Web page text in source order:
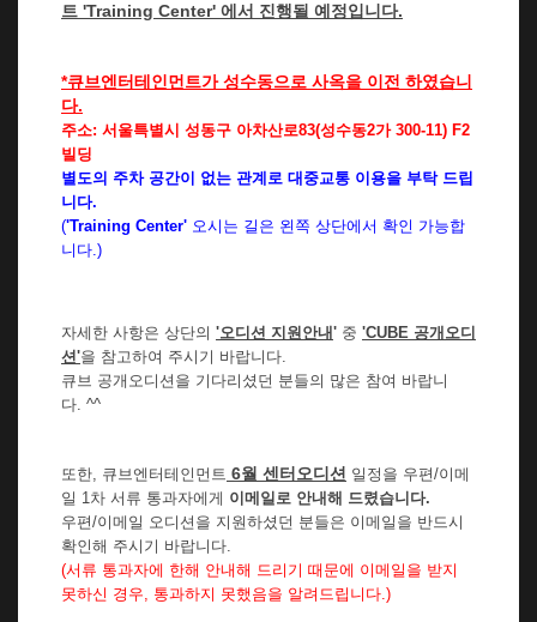
트 'Training Center' 에서 진행될 예정입니다.
*큐브엔터테인먼트가 성수동으로 사옥을 이전 하였습니
다.
주소: 서울특별시 성동구 아차산로83(성수동2가 300-11) F2
빌딩
별도의 주차 공간이 없는 관계로 대중교통 이용을 부탁 드립
니다.
('Training Center' 오시는 길은 왼쪽 상단에서 확인 가능합
니다.)
자세한 사항은 상단의 '오디션 지원안내' 중 'CUBE 공개오디
션'을 참고하여 주시기 바랍니다.
큐브 공개오디션을 기다리셨던 분들의 많은 참여 바랍니
다. ^^
또한, 큐브엔터테인먼트 6월 센터오디션 일정을 우편/이메
일 1차 서류 통과자에게 이메일로 안내해 드렸습니다.
우편/이메일 오디션을 지원하셨던 분들은 이메일을 반드시
확인해 주시기 바랍니다.
(서류 통과자에 한해 안내해 드리기 때문에 이메일을 받지
못하신 경우, 통과하지 못했음을 알려드립니다.)